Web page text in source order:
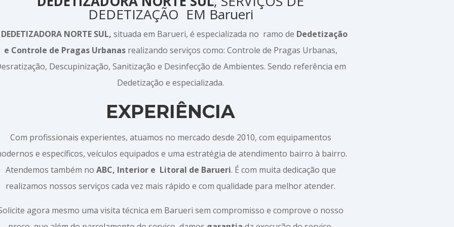
DEDETIZAÇÃO EM Barueri
DEDETIZADORA NORTE SUL, situada em Barueri, é especializada no ramo de Dedetização
e Controle de Pragas Urbanasrealizando serviços como: Controle de Pragas Urbanas,
Descupinização, Sanitização e Desinfecção de Ambientes. Sendo referência em
Dedetização e especializada.
EXPERIÊNCIA
Com profissionais experientes, atuamos no mercado desde 2010, com equipamentos
e específicos, veículos equipados e uma estratégia de atendimento bairro à bairro.
Atendemos também no ABC, Interior e Litoral de Barueri. É com muita dedicação que
realizamos nossos serviços cada vez mais rápido e com qualidade para melhor atender.
agora mesmo uma visita técnica em Barueri sem compromisso e comprove o nosso